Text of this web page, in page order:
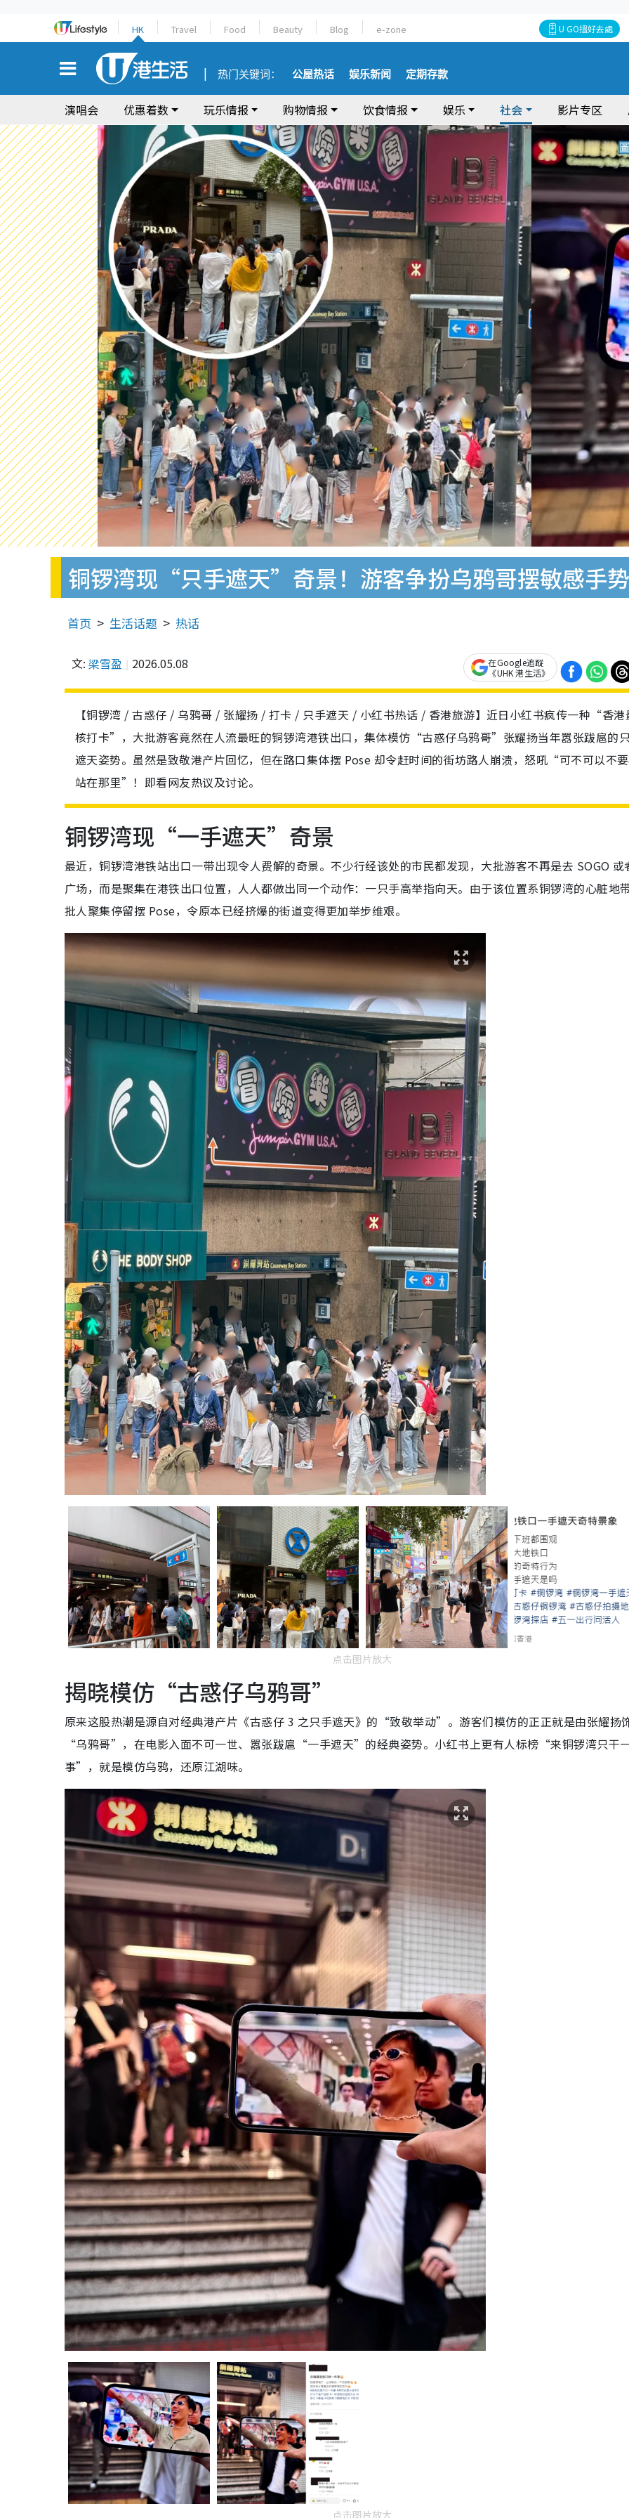
HK Travel Food Beauty Blog e-zone U GO搵好去處
热门关键词： 公屋热话 娱乐新闻 定期存款
演唱会 优惠着数 玩乐情报 购物情报 饮食情报 娱乐 社会 影片专区
铜锣湾现“只手遮天”奇景！游客争扮乌鸦哥摆敏感手
首页 生活话题 热话
文: 梁雪盈 2026.05.08
在Google追蹤
《UHK 港生活》
【铜锣湾 / 古惑仔 / 乌鸦哥 / 张耀扬 / 打卡 / 只手遮天 / 小红书热话 / 香港旅游】近日小红书疯传一种“香港
核打卡”，大批游客竟然在人流最旺的铜锣湾港铁出口，集体模仿“古惑仔乌鸦哥”张耀扬当年嚣张跋扈的
遮天姿势。虽然是致敬港产片回忆，但在路口集体摆 Pose 却令赶时间的街坊路人崩溃，怒吼“可不可以不
站在那里”！即看网友热议及讨论。
铜锣湾现“一手遮天”奇景
最近，铜锣湾港铁站出口一带出现令人费解的奇景。不少行经该处的市民都发现，大批游客不再是去 SOGO 或
广场，而是聚集在港铁出口位置，人人都做出同一个动作：一只手高举指向天。由于该位置系铜锣湾的心脏地
批人聚集停留摆 Pose，令原本已经挤爆的街道变得更加举步维艰。
点击图片放大
揭晓模仿“古惑仔乌鸦哥”
原来这股热潮是源自对经典港产片《古惑仔 3 之只手遮天》的“致敬举动”。游客们模仿的正正就是由张耀扬
“乌鸦哥”，在电影入面不可一世、嚣张跋扈“一手遮天”的经典姿势。小红书上更有人标榜“来铜锣湾只干
事”，就是模仿乌鸦，还原江湖味。
点击图片放大